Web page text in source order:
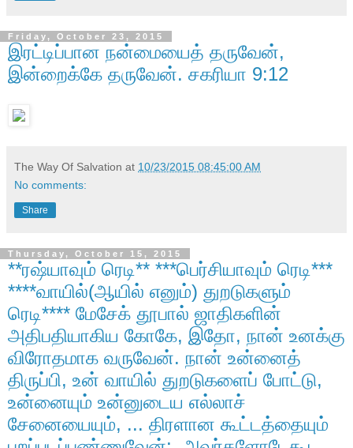
Friday, October 23, 2015
இரட்டிப்பான நன்மையைத் தருவேன்,
இன்றைக்கே தருவேன். சகரியா 9:12
The Way Of Salvation at 10/23/2015 08:45:00 AM
No comments:
Share
Thursday, October 15, 2015
**ரஷ்யாவும் ரெடி** ***பெர்சியாவும் ரெடி***
****வாயில்(ஆயில் எனும்) துறடுகளும்
ரெடி**** மேசேக் தூபால் ஜாதிகளின்
அதிபதியாகிய கோகே, இதோ, நான் உனக்கு
விரோதமாக வருவேன். நான் உன்னைத்
திருப்பி, உன் வாயில் துறடுகளைப் போட்டு,
உன்னையும் உன்னுடைய எல்லாச்
சேனையையும், ... திரளான கூட்டத்தையும்